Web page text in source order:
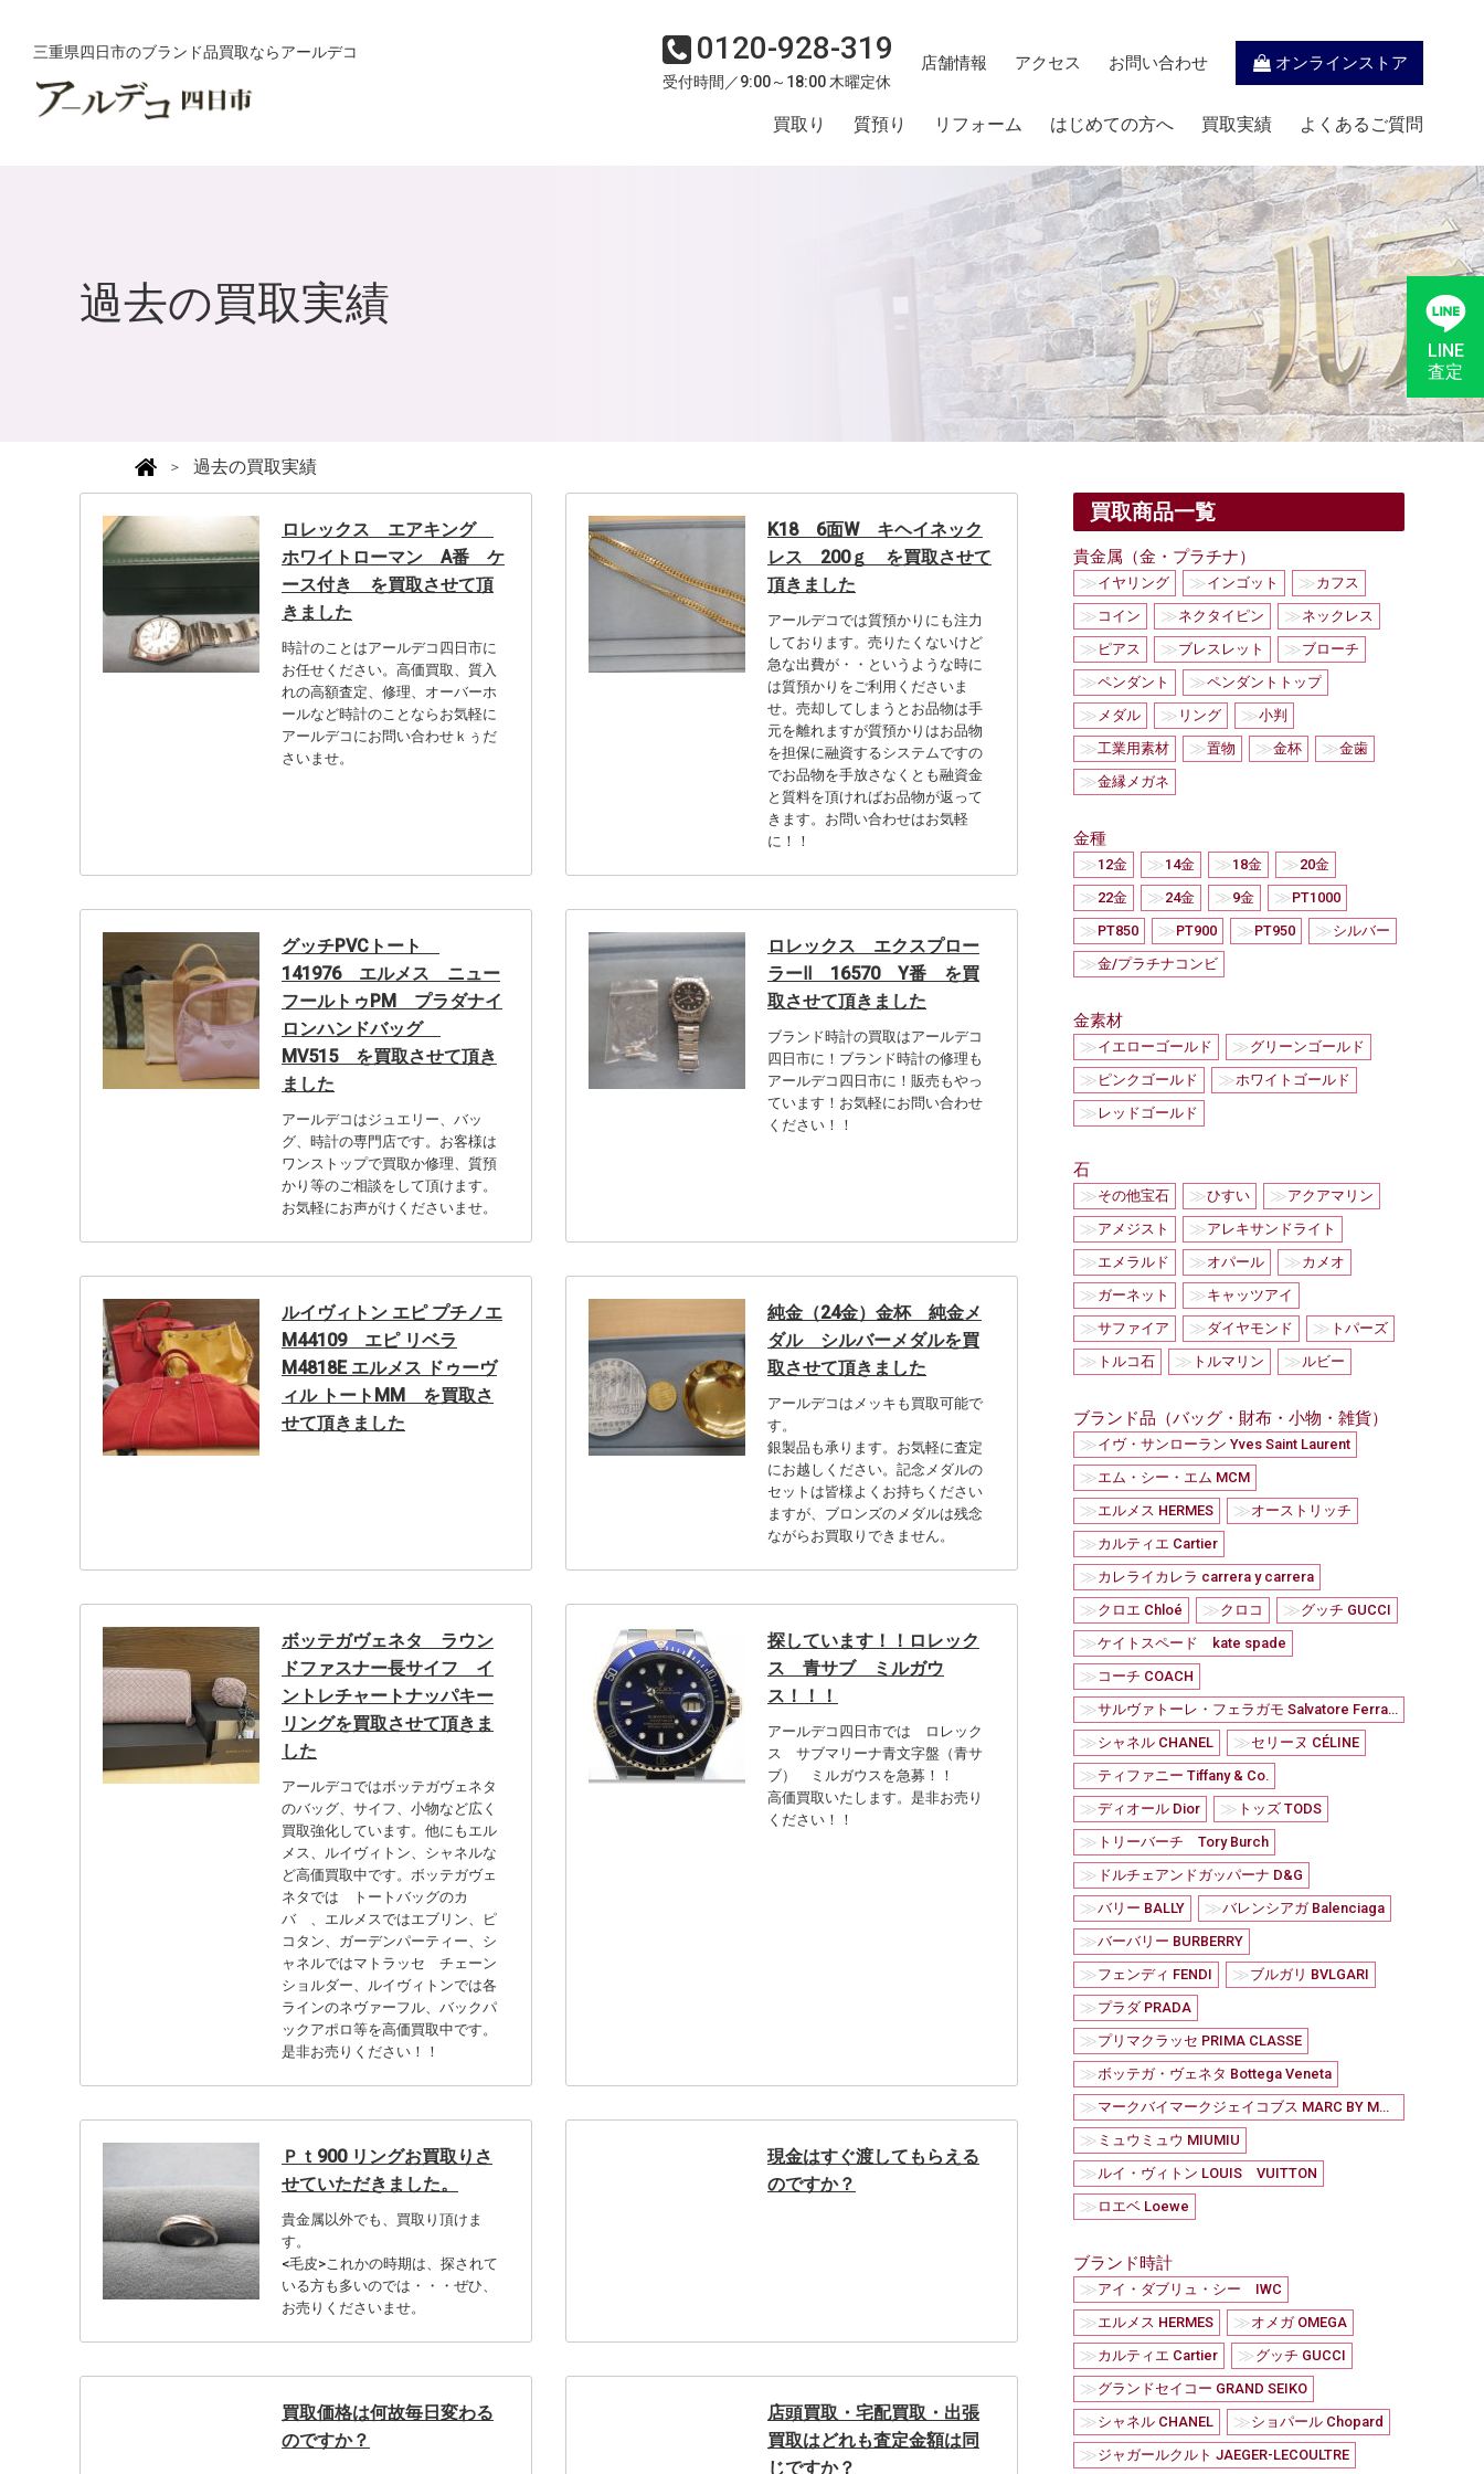
三重県四日市のブランド品買取ならアールデコ 0120-928-319
受付時間／9:00～18:00 木曜定休
店舗情報 アクセス お問い合わせ オンラインストア
買取り 質預り リフォーム はじめての方へ 買取実績 よくあるご質問
LINE
査定
過去の買取実績
過去の買取実績
ロレックス エアキング
ホワイトローマン A番 ケ
ース付き を買取させて頂
きました
時計のことはアールデコ四日市に
お任せください。高価買取、質入
れの高額査定、修理、オーバーホ
ールなど時計のことならお気軽に
アールデコにお問い合わせｋぅだ
さいませ。
K18 6面W キヘイネック
レス 200ｇ を買取させて
頂きました
アールデコでは質預かりにも注力
しております。売りたくないけど
急な出費が・・というような時に
は質預かりをご利用くださいま
せ。売却してしまうとお品物は手
元を離れますが質預かりはお品物
を担保に融資するシステムですの
でお品物を手放さなくとも融資金
と質料を頂ければお品物が返って
きます。お問い合わせはお気軽
に！！
グッチPVCトート
141976 エルメス ニュー
フールトゥPM プラダナイ
ロンハンドバッグ
MV515 を買取させて頂き
ました
アールデコはジュエリー、バッ
グ、時計の専門店です。お客様は
ワンストップで買取か修理、質預
かり等のご相談をして頂けます。
お気軽にお声がけくださいませ。
ロレックス エクスプロー
ラーⅡ 16570 Y番 を買
取させて頂きました
ブランド時計の買取はアールデコ
四日市に！ブランド時計の修理も
アールデコ四日市に！販売もやっ
ています！お気軽にお問い合わせ
ください！！
ルイヴィトン エピ プチノエ
M44109 エピ リベラ
M4818E エルメス ドゥーヴ
ィル トートMM を買取さ
せて頂きました
純金（24金）金杯 純金メ
ダル シルバーメダルを買
取させて頂きました
アールデコはメッキも買取可能で
す。
銀製品も承ります。お気軽に査定
にお越しください。記念メダルの
セットは皆様よくお持ちください
ますが、ブロンズのメダルは残念
ながらお買取りできません。
ボッテガヴェネタ ラウン
ドファスナー長サイフ イ
ントレチャートナッパキー
リングを買取させて頂きま
した
アールデコではボッテガヴェネタ
のバッグ、サイフ、小物など広く
買取強化しています。他にもエル
メス、ルイヴィトン、シャネルな
ど高価買取中です。ボッテガヴェ
ネタでは トートバッグのカ
バ 、エルメスではエブリン、ピ
コタン、ガーデンパーティー、シ
ャネルではマトラッセ チェーン
ショルダー、ルイヴィトンでは各
ラインのネヴァーフル、バックパ
ックアポロ等を高価買取中です。
是非お売りください！！
探しています！！ロレック
ス 青サブ ミルガウ
ス！！！
アールデコ四日市では ロレック
ス サブマリーナ青文字盤（青サ
ブ） ミルガウスを急募！！
高価買取いたします。是非お売り
ください！！
Ｐｔ900 リングお買取りさ
せていただきました。
貴金属以外でも、買取り頂けま
す。
<毛皮>これかの時期は、探されて
いる方も多いのでは・・・ぜひ、
お売りくださいませ。
現金はすぐ渡してもらえる
のですか？
買取価格は何故毎日変わる
のですか？
店頭買取・宅配買取・出張
買取はどれも査定金額は同
じですか？
買取商品一覧
貴金属（金・プラチナ）
≫イヤリング ≫インゴット ≫カフス
≫ コイン ≫ネクタイピン ≫ネックレス
≫ ピアス ≫ブレスレット ≫ブローチ
≫ペンダント ≫ペンダントトップ
≫ メダル ≫ リング ≫小判
≫工業用素材 ≫置物 ≫金杯 ≫金歯
≫金縁メガネ
金種
≫12金 ≫14金 ≫18金 ≫20金
≫22金 ≫24金 ≫9金 ≫PT1000
≫PT850 ≫PT900 ≫PT950 ≫シルバー
≫金/プラチナコンビ
金素材
≫イエローゴールド ≫グリーンゴールド
≫ ピンクゴールド ≫ホワイトゴールド
≫ レッドゴールド
石
≫その他宝石 ≫ひすい ≫アクアマリン
≫アメジスト ≫アレキサンドライト
≫エメラルド ≫オパール ≫カメオ
≫ガーネット ≫キャッツアイ
≫サファイア ≫ダイヤモンド ≫ トパーズ
≫ トルコ石 ≫ トルマリン ≫ルビー
ブランド品（バッグ・財布・小物・雑貨）
≫イヴ・サンローラン Yves Saint Laurent
≫エム・シー・エム MCM
≫エルメス HERMES ≫オーストリッチ
≫カルティエ Cartier
≫カレライカレラ carrera y carrera
≫クロエ Chloé ≫クロコ ≫グッチ GUCCI
≫ケイトスペード kate spade
≫ コーチ COACH
≫ サルヴァトーレ・フェラガモ Salvatore Ferragamo
≫シャネル CHANEL ≫セリーヌ CÉLINE
≫ティファニー Tiffany & Co.
≫ディオール Dior ≫ トッズ TODS
≫ トリーバーチ Tory Burch
≫ ドルチェアンドガッパーナ D&G
≫バリー BALLY ≫バレンシアガ Balenciaga
≫バーバリー BURBERRY
≫フェンディ FENDI ≫ブルガリ BVLGARI
≫プラダ PRADA
≫プリマクラッセ PRIMA CLASSE
≫ボッテガ・ヴェネタ Bottega Veneta
≫ マークバイマークジェイコブス MARC BY MARC JACOBS
≫ ミュウミュウ MIUMIU
≫ルイ・ヴィトン LOUIS VUITTON
≫ ロエベ Loewe
ブランド時計
≫アイ・ダブリュ・シー IWC
≫エルメス HERMES ≫オメガ OMEGA
≫カルティエ Cartier ≫グッチ GUCCI
≫グランドセイコー GRAND SEIKO
≫シャネル CHANEL ≫ショパール Chopard
≫ジャガールクルト JAEGER-LECOULTRE